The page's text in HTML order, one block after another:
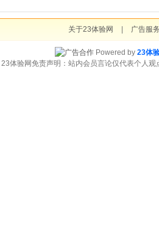
关于23体验网 广告服
Powered by 23体
23体验网免责声明：站内会员言论仅代表个人